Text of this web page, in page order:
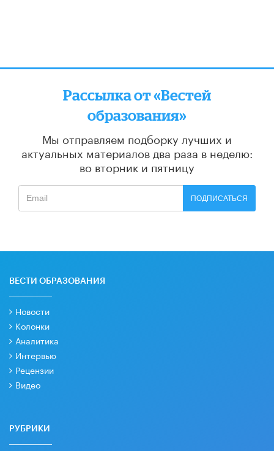
Рассылка от «Вестей
образования»
Мы отправляем подборку лучших и
актуальных материалов два раза в неделю:
во вторник и пятницу
ПОДПИСАТЬСЯ
ВЕСТИ ОБРАЗОВАНИЯ
Новости
Колонки
Аналитика
Интервью
Рецензии
Видео
РУБРИКИ